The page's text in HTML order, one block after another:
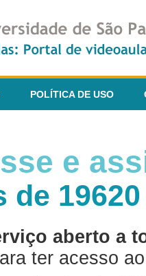
POLÍTICA DE USO
e
de
aberto a
ter acesso